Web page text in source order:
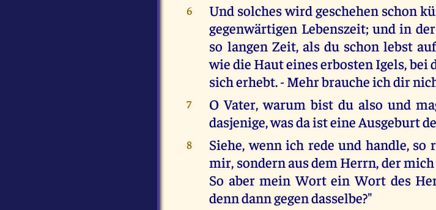
6
Und solches wird geschehen schon
gegenwärtigen Lebenszeit; und in
so langen Zeit, als du schon lebst
wie die Haut eines erbosten Igels, bei
sich erhebt. - Mehr brauche ich dir
7
O Vater, warum bist du also und
dasjenige, was da ist eine Ausgeburt
8
Siehe, wenn ich rede und handle,
mir, sondern aus dem Herrn, der
So aber mein Wort ein Wort des
denn dann gegen dasselbe?"